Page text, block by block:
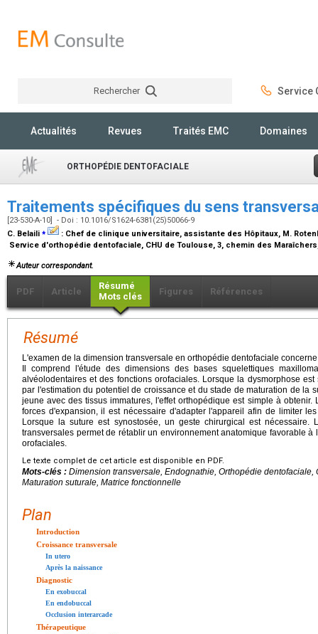
Rechercher Service
Actualités Revues Traités EMC Domaines
ORTHOPÉDIE DENTOFACIALE
Traitements spécifiques du sens
[23-530-A-10] - Doi : 10.1016/S1624-6381(25)50066-9
C. Belaili ⁎ : Chef de clinique universitaire, assistante des Hôpitaux, M.
Service d'orthopédie dentofaciale, CHU de Toulouse, 3, chemin des
Auteur correspondant.
PDF Article
Résumé
Mots clés
Figures Références
Résumé
L'examen de la dimension transversale en orthopédie dentofaciale
Il comprend l'étude des dimensions des bases squelettiques
alvéolodentaires et des fonctions orofaciales. Lorsque la dysmorphose
par l'estimation du potentiel de croissance et du stade de maturation de la
jeune avec des tissus immatures, l'effet orthopédique est simple à
forces d'expansion, il est nécessaire d'adapter l'appareil afin de limiter
Lorsque la suture est synostosée, un geste chirurgical est nécessaire.
transversales permet de rétablir un environnement anatomique favorable
orofaciales.
Le texte complet de cet article est disponible en PDF.
Mots-clés : Dimension transversale, Endognathie, Orthopédie dentofaciale,
Maturation suturale, Matrice fonctionnelle
Plan
Introduction
Croissance transversale
In utero
Après la naissance
Diagnostic
En exobuccal
En endobuccal
Occlusion interarcade
Thérapeutique